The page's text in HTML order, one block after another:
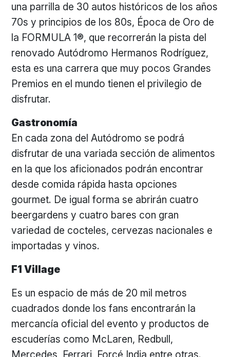
una parrilla de 30 autos históricos de los años
70s y principios de los 80s, Época de Oro de
la FORMULA 1®, que recorrerán la pista del
renovado Autódromo Hermanos Rodríguez,
esta es una carrera que muy pocos Grandes
Premios en el mundo tienen el privilegio de
disfrutar.
Gastronomía
En cada zona del Autódromo se podrá
disfrutar de una variada sección de alimentos
en la que los aficionados podrán encontrar
desde comida rápida hasta opciones
gourmet. De igual forma se abrirán cuatro
beergardens y cuatro bares con gran
variedad de cocteles, cervezas nacionales e
importadas y vinos.
F1 Village
Es un espacio de más de 20 mil metros
cuadrados donde los fans encontrarán la
mercancía oficial del evento y productos de
escuderías como McLaren, Redbull,
Mercedes, Ferrari, Forcé India entre otras.